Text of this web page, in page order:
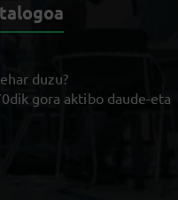
duzu?
gora aktibo daude-eta